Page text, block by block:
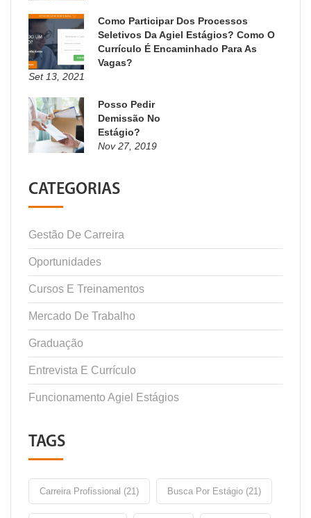
Como Participar Dos Processos
Seletivos Da Agiel Estágios? Como O
Currículo É Encaminhado Para As
Vagas?
Set 13, 2021
Posso Pedir
Demissão No
Estágio?
Nov 27, 2019
CATEGORIAS
Gestão De Carreira
Oportunidades
Cursos E Treinamentos
Mercado De Trabalho
Graduação
Entrevista E Currículo
Funcionamento Agiel Estágios
TAGS
Carreira Profissional (21) Busca Por Estágio (21)